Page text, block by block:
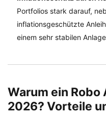
Portfolios stark darauf,
inflationsgeschützte
einem sehr stabilen
Warum ein Robo
2026? Vorteile